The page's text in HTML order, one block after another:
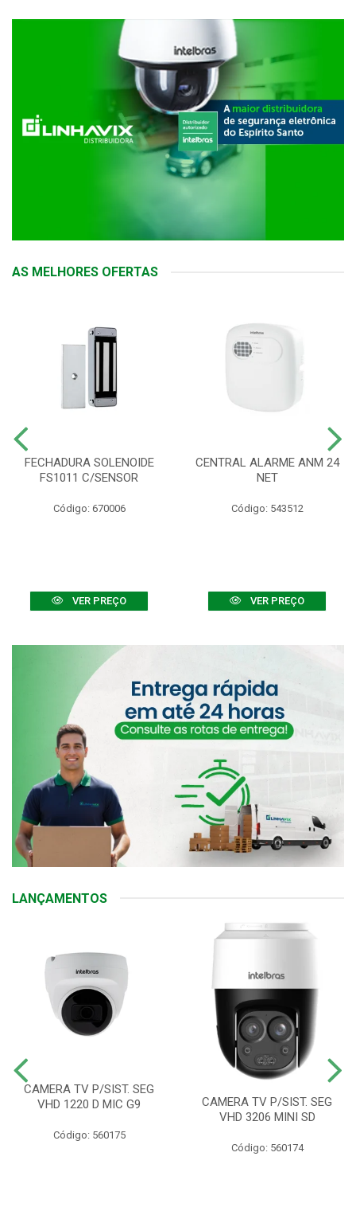
AS MELHORES OFERTAS
FECHADURA SOLENOIDE
FS1011 C/SENSOR
Código: 670006
VER PREÇO
CENTRAL ALARME ANM 24
NET
Código: 543512
VER PREÇO
LANÇAMENTOS
CAMERA TV P/SIST. SEG
VHD 1220 D MIC G9
Código: 560175
CAMERA TV P/SIST. SEG
VHD 3206 MINI SD
Código: 560174